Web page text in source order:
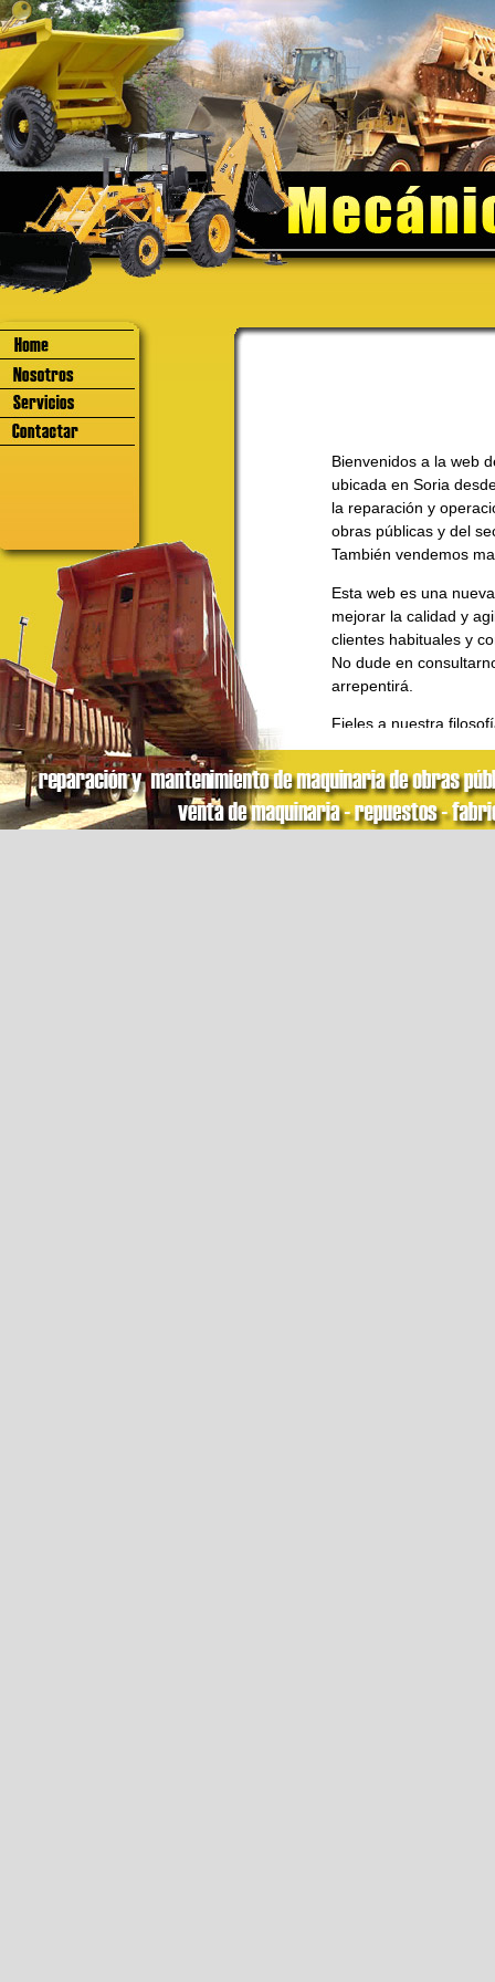
Bienvenidos a la web
ubicada en Soria
la reparación y
obras públicas y del
También vendemos
Esta web es una
mejorar la calidad y
clientes habituales y
No dude en
arrepentirá.
Fieles a nuestra
experiencia dedicados
ofrecer el mejor